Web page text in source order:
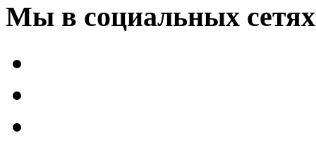
Мы в социальных сетях